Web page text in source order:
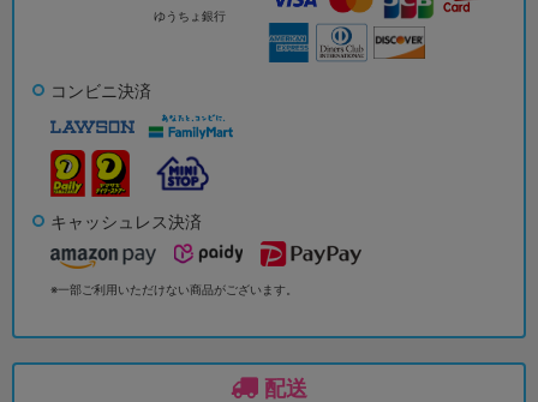
ゆうちょ銀行
コンビニ決済
キャッシュレス決済
※一部ご利用いただけない商品がございます。
配送